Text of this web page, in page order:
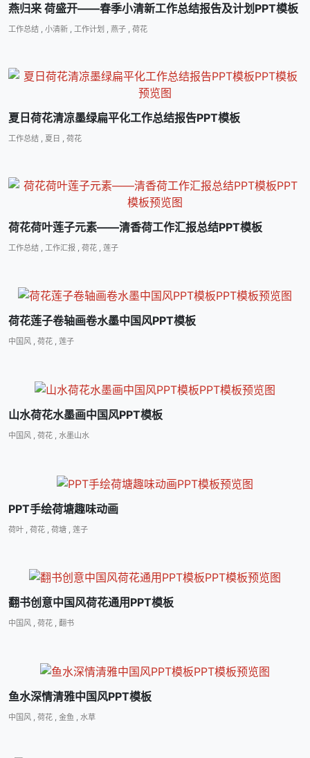
燕归来 荷盛开――春季小清新工作总结报告及计划PPT模板
工作总结 , 小清新 , 工作计划 , 燕子 , 荷花
夏日荷花清凉墨绿扁平化工作总结报告PPT模板
工作总结 , 夏日 , 荷花
荷花荷叶莲子元素――清香荷工作汇报总结PPT模板
工作总结 , 工作汇报 , 荷花 , 莲子
荷花莲子卷轴画卷水墨中国风PPT模板
中国风 , 荷花 , 莲子
山水荷花水墨画中国风PPT模板
中国风 , 荷花 , 水墨山水
PPT手绘荷塘趣味动画
荷叶 荷花 荷塘 莲子
翻书创意中国风荷花通用PPT模板
中国风 , 荷花 , 翻书
鱼水深情清雅中国风PPT模板
中国风 , 荷花 , 金鱼 , 水草